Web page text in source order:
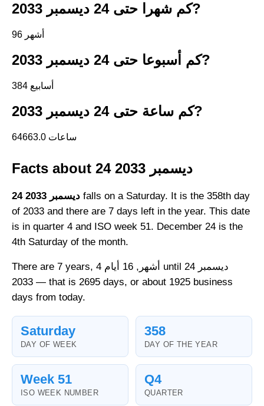
كم شهرا حتى 24 ديسمبر 2033?
96 أشهر
كم أسبوعا حتى 24 ديسمبر 2033?
384 أسابيع
كم ساعة حتى 24 ديسمبر 2033?
64663.0 ساعات
Facts about 24 ديسمبر 2033
24 ديسمبر 2033 falls on a Saturday. It is the 358th day
of 2033 and there are 7 days left in the year. This date
is in quarter 4 and ISO week 51. December 24 is the
4th Saturday of the month.
There are 7 years, 4 أشهر, 16 أيام until 24 ديسمبر
2033 — that is 2695 days, or about 1925 business
days from today.
Saturday
DAY OF WEEK
358
DAY OF THE YEAR
Week 51
ISO WEEK NUMBER
Q4
QUARTER